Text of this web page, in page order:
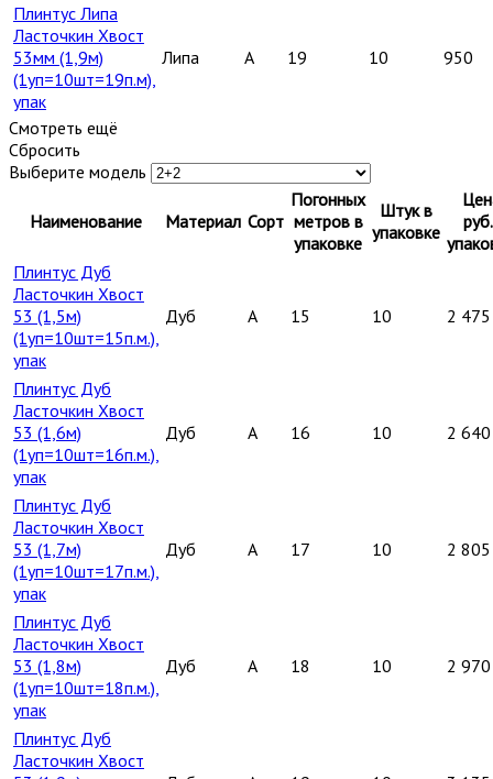
Плинтус Липа
Ласточкин Хвост
53мм (1,9м)
(1уп=10шт=19п.м),
упак
Липа A 19 10 950
Смотреть ещё
Сбросить
Выберите модель
Наименование Материал Сорт
Погонных
метров в
упаковке
Штук в
упаковке
Плинтус Дуб
Ласточкин Хвост
53 (1,5м)
(1уп=10шт=15п.м.),
упак
Дуб A 15 10 2 475
Плинтус Дуб
Ласточкин Хвост
53 (1,6м)
(1уп=10шт=16п.м.),
упак
Дуб A 16 10 2 640
Плинтус Дуб
Ласточкин Хвост
53 (1,7м)
(1уп=10шт=17п.м.),
упак
Дуб A 17 10 2 805
Плинтус Дуб
Ласточкин Хвост
53 (1,8м)
(1уп=10шт=18п.м.),
упак
Дуб A 18 10 2 970
Плинтус Дуб
Ласточкин Хвост